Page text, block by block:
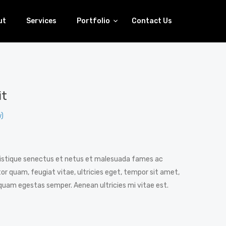
Services Portfolio Contact Us
senectus et netus et malesuada fames ac
quam, feugiat vitae, ultricies eget, tempor sit amet,
egestas semper. Aenean ultricies mi vitae est.